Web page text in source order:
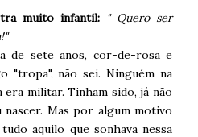
muito infantil: " Quero ser
de sete anos, cor-de-rosa e
"tropa", não sei. Ninguém na
era militar. Tinham sido, já não
nascer. Mas por algum motivo
aquilo que sonhava nessa